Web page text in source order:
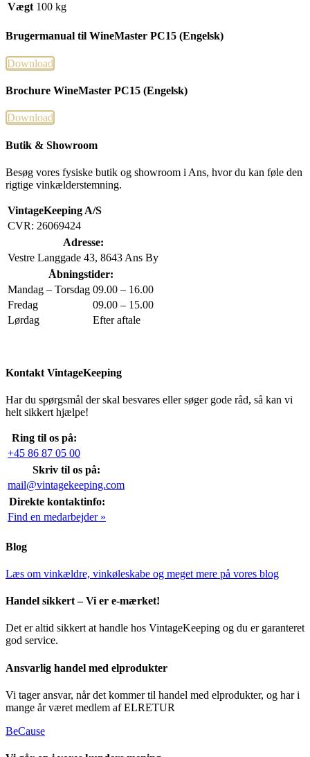
Vægt 100 kg
Brugermanual til WineMaster PC15 (Engelsk)
Download
Brochure WineMaster PC15 (Engelsk)
Download
Butik & Showroom
Besøg vores fysiske butik og showroom i Ans, hvor du kan føle den
rigtige vinkælderstemning.
VintageKeeping A/S
CVR: 26069424
Adresse:
Vestre Langgade 43, 8643 Ans By
Åbningstider:
Mandag – Torsdag 09.00 – 16.00
Fredag
09.00 – 15.00
Lørdag
Efter aftale
Kontakt VintageKeeping
Har du spørgsmål der skal besvares eller søger gode råd, så kan vi
helt sikkert hjælpe!
Ring til os på:
+45 86 87 05 00
Skriv til os på:
mail@vintagekeeping.com
Direkte kontaktinfo:
Find en medarbejder »
Blog
Læs om vinkældre, vinkøleskabe og meget mere på vores blog
Handel sikkert – Vi er e-mærket!
Det er altid sikkert at handle hos VintageKeeping og du er garanteret
god service.
Ansvarlig handel med elprodukter
Vi tager ansvar, når det kommer til handel med elprodukter, og har i
mange år været medlem af ELRETUR
BeCause